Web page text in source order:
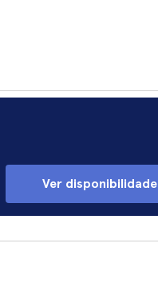
Ver disponibilidade